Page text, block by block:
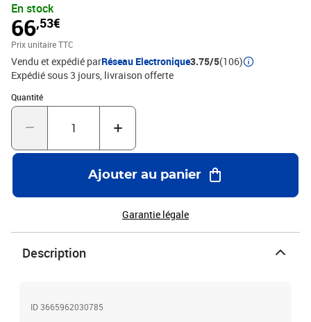
GT3 preferees des fans comme la Porsche 911 GT3 R 992 et l Aston
Martin Vantage GT3 Evo ou poussez les limites des hypercars de
pointe comme la BMW M Hybrid V8. Chaque detail est concu avec
une precision meticuleuse de la physique ultra realiste aux
modeles de voitures fideles a la realite et aux sons authentiques
jusque dans la note d echappement. Montez en piste et ressentez l
harmonie parfaite entre le pilote et la machine.
En stock
66,53€
Prix unitaire TTC
Vendu et expédié parRéseau Electronique3.75/5(106)
Expédié sous 3 jours livraison offerte
Quantité
Quantité : 1
Ajouter au panier
Garantie légale
Description
ID 3665962030785